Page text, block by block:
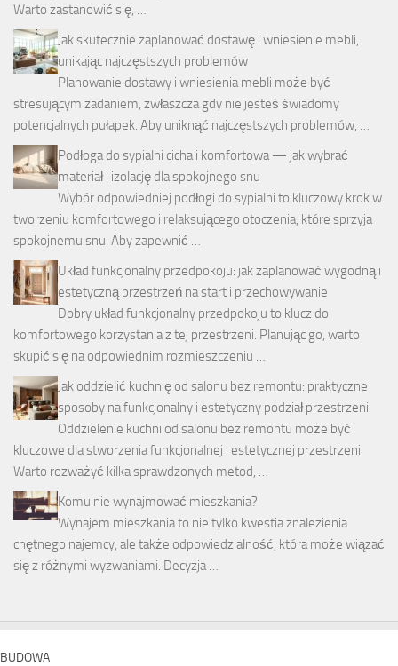
Warto zastanowić się, …
Jak skutecznie zaplanować dostawę i wniesienie mebli,
unikając najczęstszych problemów
Planowanie dostawy i wniesienia mebli może być
stresującym zadaniem, zwłaszcza gdy nie jesteś świadomy
potencjalnych pułapek. Aby uniknąć najczęstszych problemów, …
Podłoga do sypialni cicha i komfortowa — jak wybrać
materiał i izolację dla spokojnego snu
Wybór odpowiedniej podłogi do sypialni to kluczowy krok w
tworzeniu komfortowego i relaksującego otoczenia, które sprzyja
spokojnemu snu. Aby zapewnić …
Układ funkcjonalny przedpokoju: jak zaplanować wygodną i
estetyczną przestrzeń na start i przechowywanie
Dobry układ funkcjonalny przedpokoju to klucz do
komfortowego korzystania z tej przestrzeni. Planując go, warto
skupić się na odpowiednim rozmieszczeniu …
Jak oddzielić kuchnię od salonu bez remontu: praktyczne
sposoby na funkcjonalny i estetyczny podział przestrzeni
Oddzielenie kuchni od salonu bez remontu może być
kluczowe dla stworzenia funkcjonalnej i estetycznej przestrzeni.
Warto rozważyć kilka sprawdzonych metod, …
Komu nie wynajmować mieszkania?
Wynajem mieszkania to nie tylko kwestia znalezienia
chętnego najemcy, ale także odpowiedzialność, która może wiązać
się z różnymi wyzwaniami. Decyzja …
BUDOWA